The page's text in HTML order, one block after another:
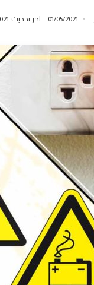
01/05/2021 آخر تحديث: 29/04/2021